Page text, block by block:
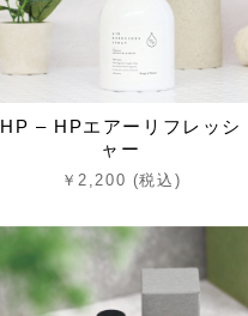
HP – HPエアーリフレッシ
ャー
￥2,200 (税込)